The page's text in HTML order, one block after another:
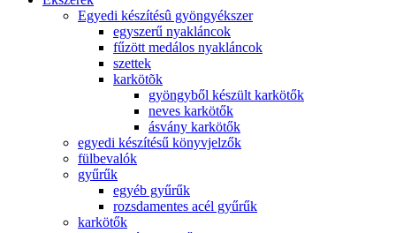
Egyedi készítésû gyöngyékszer
egyszerű nyakláncok
fűzött medálos nyakláncok
szettek
karkötõk
gyöngyből készült karkötők
neves karkötők
ásvány karkötők
egyedi készítésű könyvjelzők
fülbevalók
gyűrűk
egyéb gyűrűk
rozsdamentes acél gyűrűk
karkötők